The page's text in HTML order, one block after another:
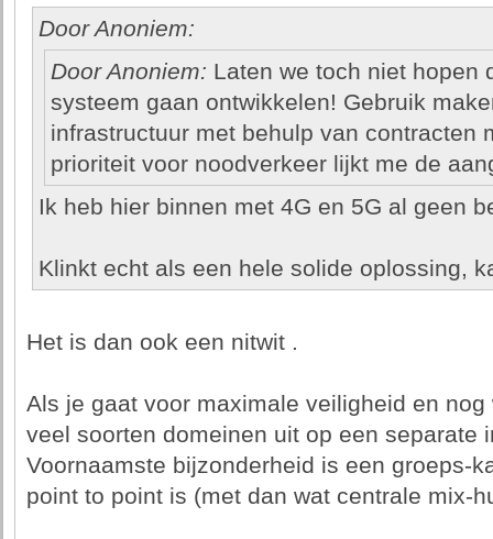
Door Anoniem:
Door Anoniem: Laten we toch niet hopen
systeem gaan ontwikkelen! Gebruik
infrastructuur met behulp van contracten
prioriteit voor noodverkeer lijkt me de
Ik heb hier binnen met 4G en 5G al geen
Klinkt echt als een hele solide oplossing,
Het is dan ook een nitwit .
Als je gaat voor maximale veiligheid en
veel soorten domeinen uit op een separate
Voornaamste bijzonderheid is een groeps-
point to point is (met dan wat centrale mix-